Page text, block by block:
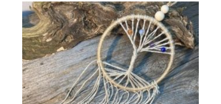
plus
récent
au
plus
ancien